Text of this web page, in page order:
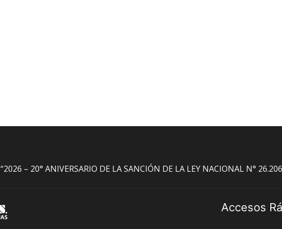
“2026 – 20° ANIVERSARIO DE LA SANCIÓN DE LA LEY NACIONAL N°
Accesos